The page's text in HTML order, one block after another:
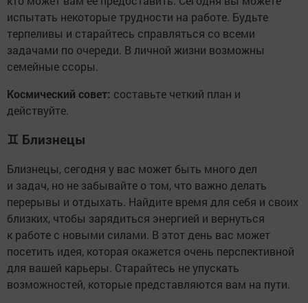
испытать некоторые трудности на работе. Будьте
терпеливы и старайтесь справляться со всеми
задачами по очереди. В личной жизни возможны
семейные ссоры.
Космический совет: составьте четкий план и
действуйте.
♊ Близнецы
Близнецы, сегодня у вас может быть много дел
и задач, но не забывайте о том, что важно делать
перерывы и отдыхать. Найдите время для себя и своих
близких, чтобы зарядиться энергией и вернуться
к работе с новыми силами. В этот день вас может
посетить идея, которая окажется очень перспективной
для вашей карьеры. Старайтесь не упускать
возможностей, которые представляются вам на пути.